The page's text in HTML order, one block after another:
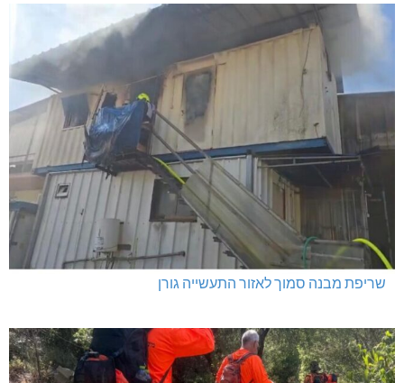
מניעת קטיעות והצלת גפיים
שריפת מבנה סמוך לאזור התעשייה גורן